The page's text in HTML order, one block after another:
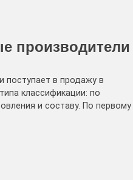
производители
поступает в продажу в
классификации: по
и составу. По первому